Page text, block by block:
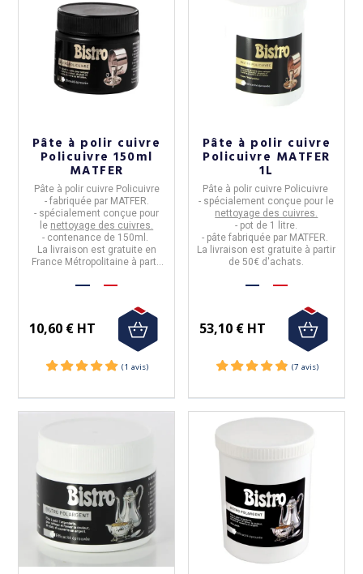
(2 avis)
Pâte à polir cuivre
Policuivre 150ml
MATFER
Pâte à polir cuivre Policuivre
- fabriquée par MATFER.
- spécialement conçue pour
le nettoyage des cuivres.
- contenance de 150ml .
La livraison est gratuite en
France Métropolitaine à partir
10,60 € HT
Pâte à polir cuivre
Policuivre MATFER
1L
Pâte à polir cuivre Policuivre
- spécialement conçue pour le
nettoyage des cuivres.
- pot de 1 litre.
- pâte fabriquée par MATFER.
La livraison est gratuite à partir
de 50€ d'achats.
53,10 € HT